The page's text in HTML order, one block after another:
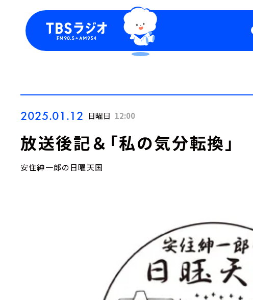
Podcast
2025.01.12 日曜日 12:00
放送後記＆「私の気分転換」
安住紳一郎の日曜天国